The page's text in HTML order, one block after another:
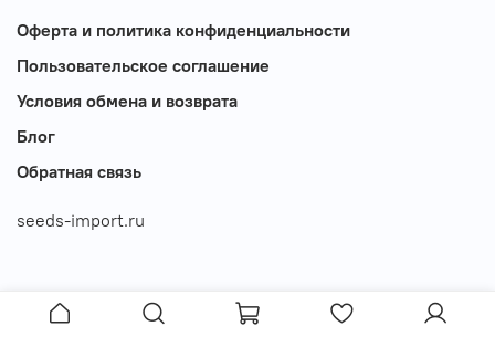
Оферта и политика конфиденциальности
Пользовательское соглашение
Условия обмена и возврата
Блог
Обратная связь
seeds-import.ru